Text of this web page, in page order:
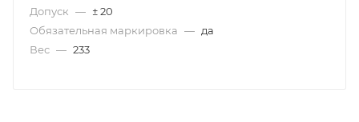
Допуск — ± 20
Обязательная маркировка — да
Вес — 233